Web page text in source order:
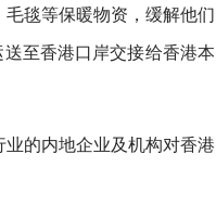
毯等保暖物资，缓解他们
至香港口岸交接给香港本
的内地企业及机构对香港